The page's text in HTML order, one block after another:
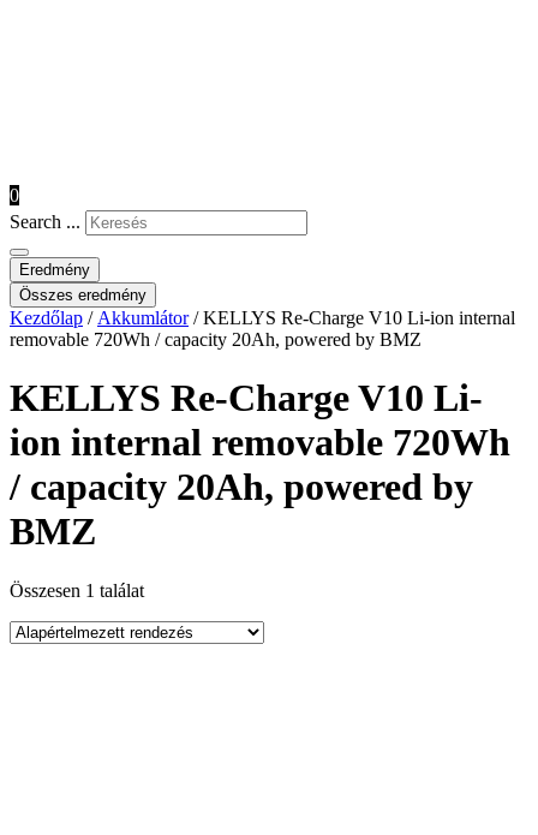
0
Search ...
Eredmény
Összes eredmény
Kezdőlap / Akkumlátor/ KELLYS Re-Charge V10 Li-ion internal
removable 720Wh / capacity 20Ah, powered by BMZ
KELLYS Re-Charge V10 Li-
ion internal removable 720Wh
/ capacity 20Ah, powered by
BMZ
Összesen 1 találat